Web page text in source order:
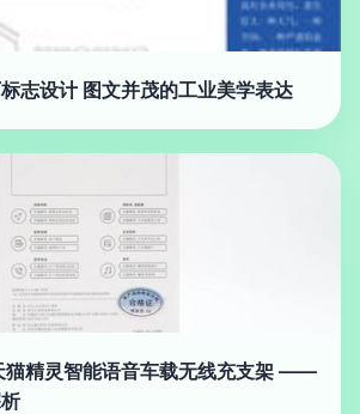
志设计 图文并茂的工业美学表达
猫精灵智能语音车载无线充支架 ——